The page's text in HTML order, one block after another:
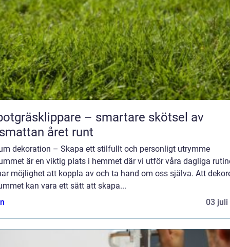
– smartare skötsel av
året runt
dekoration – Skapa ett stilfullt och personligt utrymme
är en viktig plats i hemmet där vi utför våra dagliga
möjlighet att koppla av och ta hand om oss själva. Att
kan vara ett sätt att skapa...
03 juli